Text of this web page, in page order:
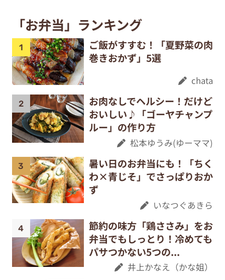
「お弁当」ランキング
ご飯がすすむ！「夏野菜の肉
巻きおかず」5選
chata
お肉なしでヘルシー！だけど
おいしい♪「ゴーヤチャンプ
ルー」の作り方
松本ゆうみ(ゆーママ)
暑い日のお弁当にも！「ちく
わ×青じそ」でさっぱりおか
ず
いなつぐあきら
節約の味方「鶏ささみ」をお
弁当でもしっとり！冷めても
パサつかない5つの...
井上かなえ（かな姐）